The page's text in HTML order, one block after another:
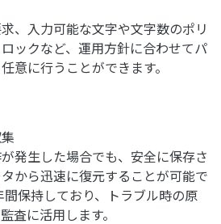
、入力可能な文字や文字数のポリ
ックなど、運用方針に合わせてパ
意に行うことができます。
発生した場合でも、安全に保存さ
から迅速に復元することが可能で
間保持しており、トラブル時の原
査に活用します。